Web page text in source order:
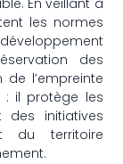
En veillant à
les normes
des
l’empreinte
: il protège les
des initiatives
du territoire